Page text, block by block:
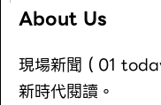
About Us
現場新聞（01
新時代閱讀。